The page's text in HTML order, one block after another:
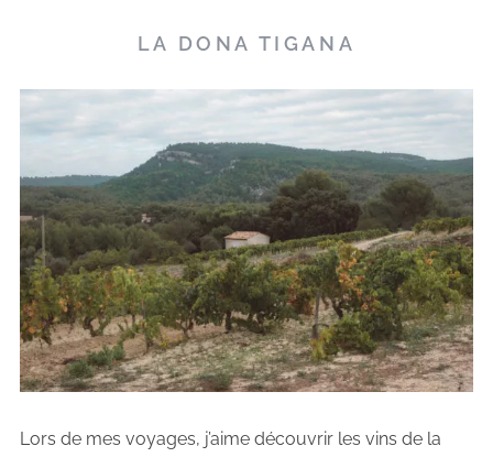
LA DONA TIGANA
Lors de mes voyages, j’aime découvrir les vins de la